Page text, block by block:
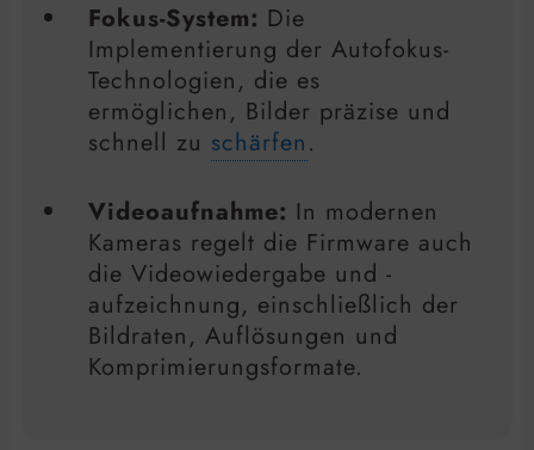
Fokus-System: Die
Implementierung der Autofokus-
Technologien, die es
ermöglichen, Bilder präzise und
schnell zu schärfen.
Videoaufnahme: In modernen
Kameras regelt die Firmware auch
die Videowiedergabe und -
aufzeichnung, einschließlich der
Bildraten, Auflösungen und
Komprimierungsformate.